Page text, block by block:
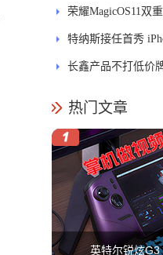
式开售
荣耀MagicOS11双
特纳斯接任首秀
长鑫产品不打低价
热门文章
英特尔锐炫